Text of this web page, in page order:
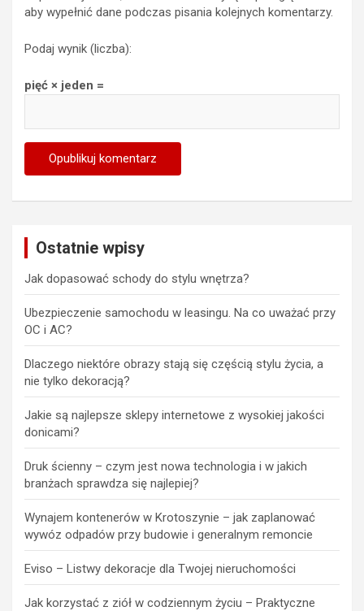
aby wypełnić dane podczas pisania kolejnych komentarzy.
Podaj wynik (liczba):
pięć × jeden =
Ostatnie wpisy
Jak dopasować schody do stylu wnętrza?
Ubezpieczenie samochodu w leasingu. Na co uważać przy
OC i AC?
Dlaczego niektóre obrazy stają się częścią stylu życia, a
nie tylko dekoracją?
Jakie są najlepsze sklepy internetowe z wysokiej jakości
donicami?
Druk ścienny – czym jest nowa technologia i w jakich
branżach sprawdza się najlepiej?
Wynajem kontenerów w Krotoszynie – jak zaplanować
wywóz odpadów przy budowie i generalnym remoncie
Eviso – Listwy dekoracje dla Twojej nieruchomości
Jak korzystać z ziół w codziennym życiu – Praktyczne